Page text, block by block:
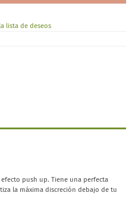
lista de deseos
push up. Tiene una perfecta
la máxima discreción debajo de tu